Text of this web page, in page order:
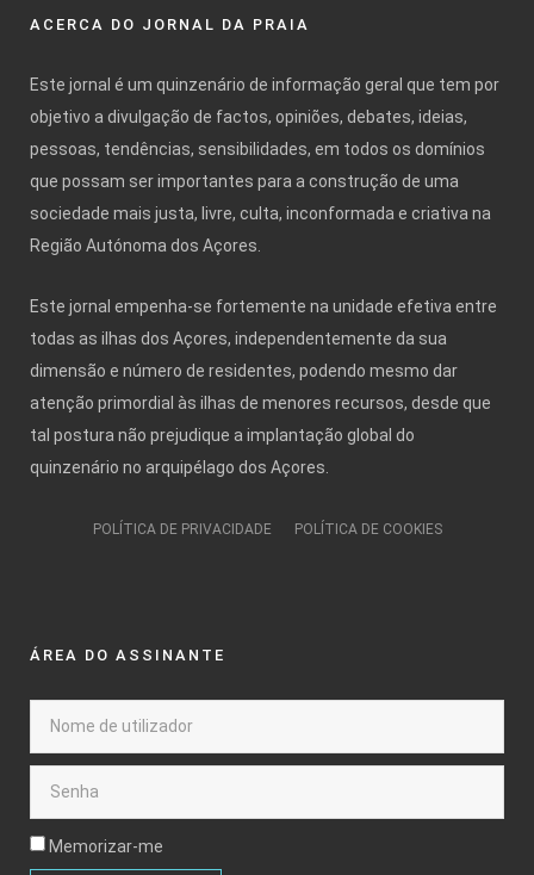
ACERCA DO JORNAL DA PRAIA
Este jornal é um quinzenário de informação geral que tem por
objetivo a divulgação de factos, opiniões, debates, ideias,
pessoas, tendências, sensibilidades, em todos os domínios
que possam ser importantes para a construção de uma
sociedade mais justa, livre, culta, inconformada e criativa na
Região Autónoma dos Açores.
Este jornal empenha-se fortemente na unidade efetiva entre
todas as ilhas dos Açores, independentemente da sua
dimensão e número de residentes, podendo mesmo dar
atenção primordial às ilhas de menores recursos, desde que
tal postura não prejudique a implantação global do
quinzenário no arquipélago dos Açores.
POLÍTICA DE PRIVACIDADE POLÍTICA DE COOKIES
ÁREA DO ASSINANTE
Memorizar-me